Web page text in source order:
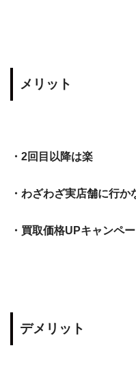
メリット
・2回目以降は楽
・わざわざ実店舗に行か
・買取価格UPキャンペ
デメリット